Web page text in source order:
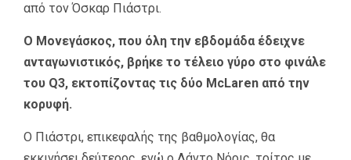
από τον Όσκαρ Πιάστρι.
Ο Μονεγάσκος, που όλη την εβδομάδα έδειχνε
ανταγωνιστικός, βρήκε το τέλειο γύρο στο φινάλε
του Q3, εκτοπίζοντας τις δύο McLaren από την
κορυφή.
Ο Πιάστρι, επικεφαλής της βαθμολογίας, θα